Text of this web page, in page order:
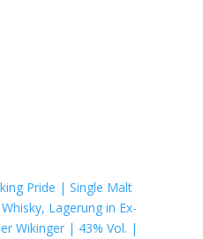
Pride | Single Malt
Lagerung in Ex-
Wikinger | 43% Vol. |